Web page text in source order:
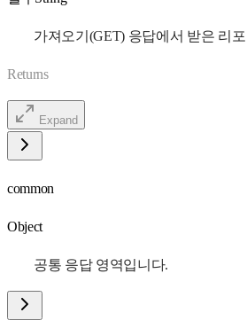
가져오기(GET) 응답에서 받은 리
Returns
Expand
common
Object
공통 응답 영역입니다.